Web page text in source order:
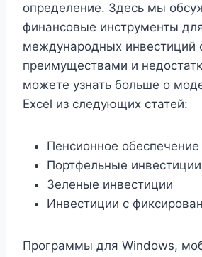
определение. Здесь мы
финансовые инструменты
международных инвестиций
преимуществами и
можете узнать больше о
Excel из следующих статей:
Пенсионное обеспечение
Портфельные инвестиции
Зеленые инвестиции
Инвестиции с
Программы для Windows,